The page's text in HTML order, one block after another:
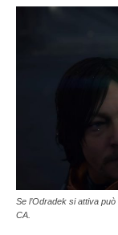
Se l’Odradek si attiva
CA.